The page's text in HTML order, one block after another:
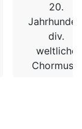
20.
div.
weltliche
Chormusik